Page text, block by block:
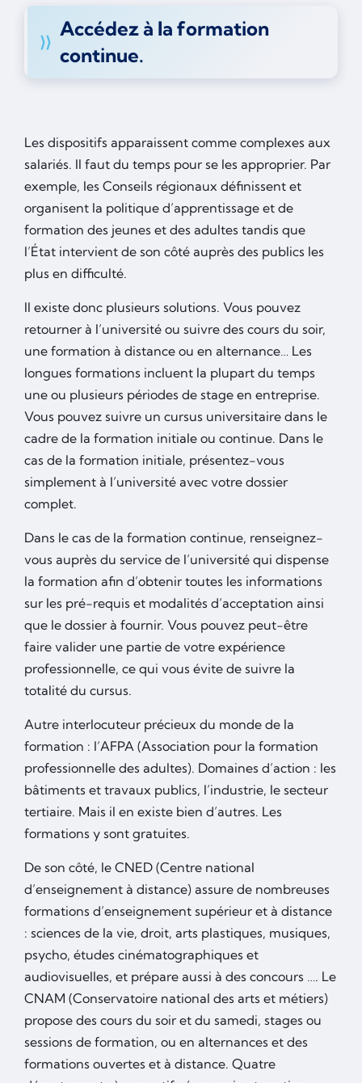
Accédez à la formation
continue.
Les dispositifs apparaissent comme complexes aux
salariés. Il faut du temps pour se les approprier. Par
exemple, les Conseils régionaux définissent et
organisent la politique d’apprentissage et de
formation des jeunes et des adultes tandis que
l’État intervient de son côté auprès des publics les
plus en difficulté.
Il existe donc plusieurs solutions. Vous pouvez
retourner à l’université ou suivre des cours du soir,
une formation à distance ou en alternance… Les
longues formations incluent la plupart du temps
une ou plusieurs périodes de stage en entreprise.
Vous pouvez suivre un cursus universitaire dans le
cadre de la formation initiale ou continue. Dans le
cas de la formation initiale, présentez-vous
simplement à l’université avec votre dossier
complet.
Dans le cas de la formation continue, renseignez-
vous auprès du service de l’université qui dispense
la formation afin d’obtenir toutes les informations
sur les pré-requis et modalités d’acceptation ainsi
que le dossier à fournir. Vous pouvez peut-être
faire valider une partie de votre expérience
professionnelle, ce qui vous évite de suivre la
totalité du cursus.
Autre interlocuteur précieux du monde de la
formation : l’AFPA (Association pour la formation
professionnelle des adultes). Domaines d’action : les
bâtiments et travaux publics, l’industrie, le secteur
tertiaire. Mais il en existe bien d’autres. Les
formations y sont gratuites.
De son côté, le CNED (Centre national
d’enseignement à distance) assure de nombreuses
formations d’enseignement supérieur et à distance
: sciences de la vie, droit, arts plastiques, musiques,
psycho, études cinématographiques et
audiovisuelles, et prépare aussi à des concours …. Le
CNAM (Conservatoire national des arts et métiers)
propose des cours du soir et du samedi, stages ou
sessions de formation, ou en alternances et des
formations ouvertes et à distance. Quatre